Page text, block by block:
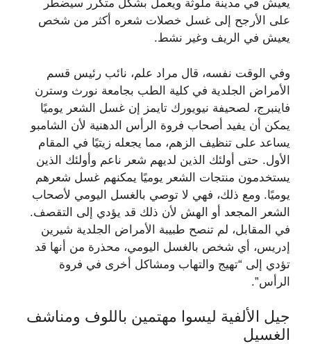
يعيش في مدينة ملوثة ويعمل بشكل متكرر سيضطر
على الأرجح إلى غسل خصلات شعره أكثر من شخص
يعيش في الريف وغير نشط.
وفي الوقت نفسه، قال مراد علم، نائب رئيس قسم
الأمراض الجلدية في كلية الطب بجامعة نورث وسترن
فاينبرج، لصحيفة نيويورك تايمز إن غسل الشعر يوميًا
يمكن أن يفيد أصحاب فروة الرأس الدهنية لأن الشامبو
يساعد على تنظيف الزهم، مما يجعله زيتيًا في المقام
الأول. حتى أولئك الذين لديهم شعر ناعم وأولئك الذين
يستخدمون منتجات الشعر يوميًا يمكنهم غسل شعرهم
يوميًا. ومع ذلك، فهي لا توصي بالغسل اليومي لأصحاب
الشعر المجعد أو الهش لأن ذلك قد يؤدي إلى التقصف.
في المقابل، لم تنصح طبيبة الأمراض الجلدية شيرين
إدريس، أي شخص بالغسل اليومي، محذرة من أنها قد
تؤدي إلى “تهيج والتهاب ومشاكل أخرى في فروة
الرأس”.
جيل الألفية ليسوا مهتمين باللوف ومناشف
الغسيل